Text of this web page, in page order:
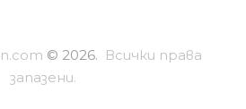
© 2026. Всички права
запазени.